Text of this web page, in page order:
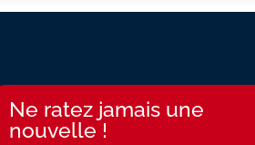
Ne ratez jamais une
nouvelle !